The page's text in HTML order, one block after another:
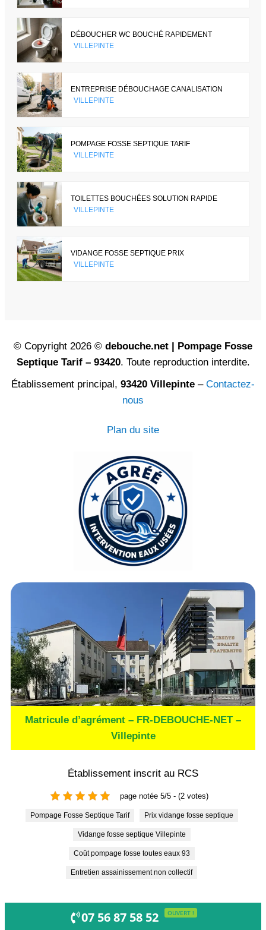
DÉBOUCHER WC BOUCHÉ RAPIDEMENT
VILLEPINTE
ENTREPRISE DÉBOUCHAGE CANALISATION
VILLEPINTE
POMPAGE FOSSE SEPTIQUE TARIF
VILLEPINTE
TOILETTES BOUCHÉES SOLUTION RAPIDE
VILLEPINTE
VIDANGE FOSSE SEPTIQUE PRIX
VILLEPINTE
© Copyright 2026 © debouche.net | Pompage Fosse
Septique Tarif – 93420. Toute reproduction interdite.
Établissement principal, 93420 Villepinte – Contactez-
nous
Plan du site
Matricule d’agrément – FR-DEBOUCHE-NET –
Villepinte
Établissement inscrit au RCS
page notée 5/5 - (2 votes)
Pompage Fosse Septique Tarif Prix vidange fosse septique
Vidange fosse septique Villepinte
Coût pompage fosse toutes eaux 93
Entretien assainissement non collectif
07 56 87 58 52 OUVERT !